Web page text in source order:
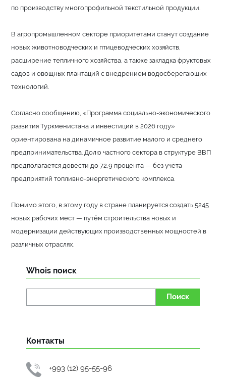
по производству многопрофильной текстильной продукции.
В агропромышленном секторе приоритетами станут создание
новых животноводческих и птицеводческих хозяйств,
расширение тепличного хозяйства, а также закладка фруктовых
садов и овощных плантаций с внедрением водосберегающих
технологий.
Согласно сообщению, «Программа социально-экономического
развития Туркменистана и инвестиций в 2026 году»
ориентирована на динамичное развитие малого и среднего
предпринимательства. Долю частного сектора в структуре ВВП
предполагается довести до 72,9 процента — без учёта
предприятий топливно-энергетического комплекса.
Помимо этого, в этому году в стране планируется создать 5245
новых рабочих мест — путём строительства новых и
модернизации действующих производственных мощностей в
различных отраслях.
Whois поиск
Поиск
Контакты
+993 (12) 95-55-96